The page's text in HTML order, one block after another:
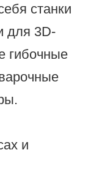
станки
для 3D-
гибочные
и